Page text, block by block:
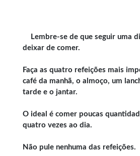
Lembre-se de que seguir uma
deixar de comer.
Faça as quatro refeições mais
café da manhã, o almoço, um
tarde e o jantar.
O ideal é comer poucas
quatro vezes ao dia.
Não pule nenhuma das refeições.